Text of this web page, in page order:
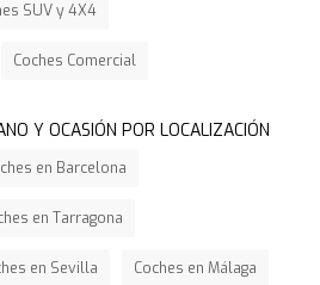
SUV y 4X4
Coches Comercial
Y OCASIÓN POR LOCALIZACIÓN
en Barcelona
en Tarragona
en Sevilla Coches en Málaga